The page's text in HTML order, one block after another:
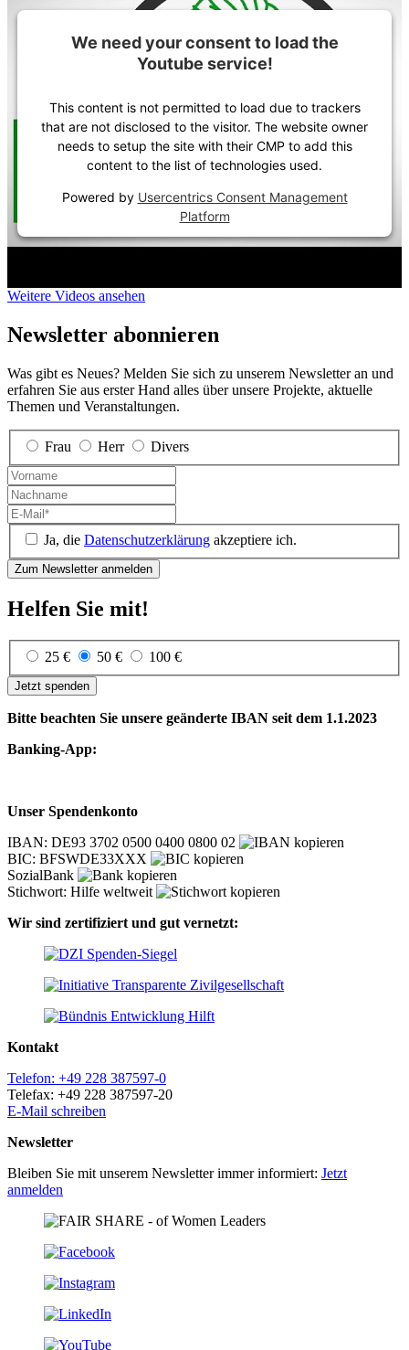
We need your consent to load the
Youtube service!
This content is not permitted to load due to trackers
that are not disclosed to the visitor. The website owner
needs to setup the site with their CMP to add this
content to the list of technologies used.
Powered by Usercentrics Consent Management
Platform
Weitere Videos ansehen
Newsletter abonnieren
Was gibt es Neues? Melden Sie sich zu unserem Newsletter an und
erfahren Sie aus erster Hand alles über unsere Projekte, aktuelle
Themen und Veranstaltungen.
Frau Herr Divers
Ja, die Datenschutzerklärung akzeptiere ich.
Helfen Sie mit!
25 € 50 € 100 €
Jetzt spenden
Bitte beachten Sie unsere geänderte IBAN seit dem 1.1.2023
Banking-App:
Unser Spendenkonto
IBAN: DE93 3702 0500 0400 0800 02
BIC: BFSWDE33XXX
SozialBank
Stichwort: Hilfe weltweit
Wir sind zertifiziert und gut vernetzt:
Kontakt
Telefon: +49 228 387597-0
Telefax: +49 228 387597-20
E-Mail schreiben
Newsletter
Bleiben Sie mit unserem Newsletter immer informiert: Jetzt
anmelden